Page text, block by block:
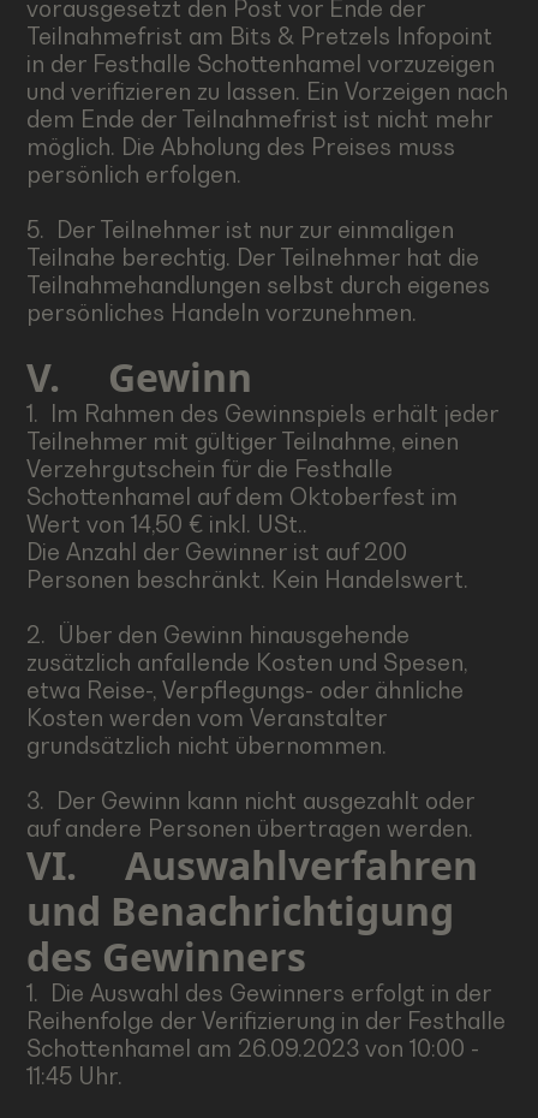
vorausgesetzt den Post vor Ende der
Teilnahmefrist am Bits & Pretzels Infopoint
in der Festhalle Schottenhamel vorzuzeigen
und verifizieren zu lassen. Ein Vorzeigen nach
dem Ende der Teilnahmefrist ist nicht mehr
möglich. Die Abholung des Preises muss
persönlich erfolgen.
5. Der Teilnehmer ist nur zur einmaligen
Teilnahe berechtig. Der Teilnehmer hat die
Teilnahmehandlungen selbst durch eigenes
persönliches Handeln vorzunehmen.
V. Gewinn
1. Im Rahmen des Gewinnspiels erhält jeder
Teilnehmer mit gültiger Teilnahme, einen
Verzehrgutschein für die Festhalle
Schottenhamel auf dem Oktoberfest im
Wert von 14,50 € inkl. USt..
Die Anzahl der Gewinner ist auf 200
Personen beschränkt. Kein Handelswert.
2. Über den Gewinn hinausgehende
zusätzlich anfallende Kosten und Spesen,
etwa Reise-, Verpflegungs- oder ähnliche
Kosten werden vom Veranstalter
grundsätzlich nicht übernommen.
3. Der Gewinn kann nicht ausgezahlt oder
auf andere Personen übertragen werden.
VI.
Auswahlverfahren
und Benachrichtigung
des Gewinners
1. Die Auswahl des Gewinners erfolgt in der
Reihenfolge der Verifizierung in der Festhalle
Schottenhamel am 26.09.2023 von 10:00 -
11:45 Uhr.